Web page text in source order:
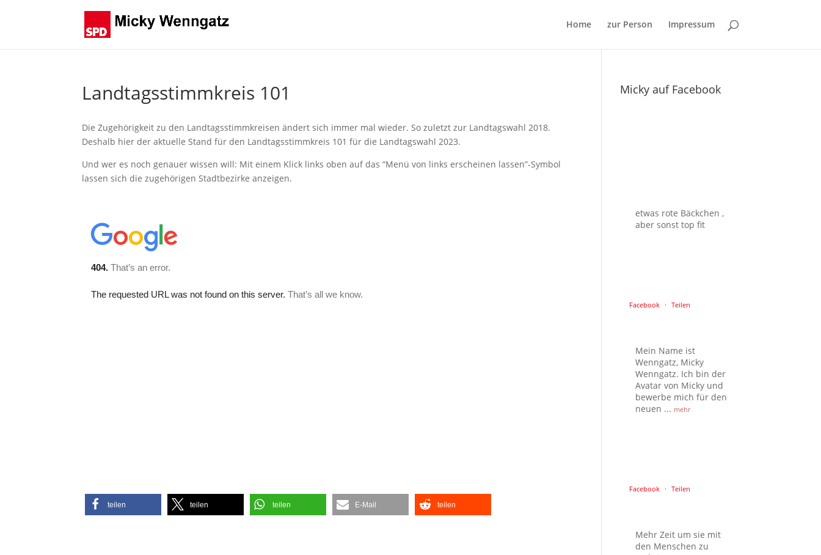
Home zur Person Impressum
Landtagsstimmkreis 101
Die Zugehörigkeit zu den Landtagsstimmkreisen ändert sich immer mal wieder. So zuletzt zur Landtagswahl 2018.
Deshalb hier der aktuelle Stand für den Landtagsstimmkreis 101 für die Landtagswahl 2023.
Und wer es noch genauer wissen will: Mit einem Klick links oben auf das “Menü von links erscheinen lassen”-Symbol
lassen sich die zugehörigen Stadtbezirke anzeigen.
teilen teilen teilen E-Mail teilen
Micky auf Facebook
etwas rote Bäckchen ,
aber sonst top fit
Facebook · Teilen
Mein Name ist
Wenngatz, Micky
Wenngatz. Ich bin der
Avatar von Micky und
bewerbe mich für den
neuen ... mehr
Facebook · Teilen
Mehr Zeit um sie mit
den Menschen zu